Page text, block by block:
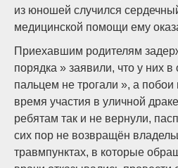
из юношей случился
медицинской помощи ему
Приехавшим родителям
порядка » заявили, что у них в
пальцем не трогали », а
время участия в уличной
ребятам так и не вернули,
сих пор не возвращён
травмпунктах, в которые